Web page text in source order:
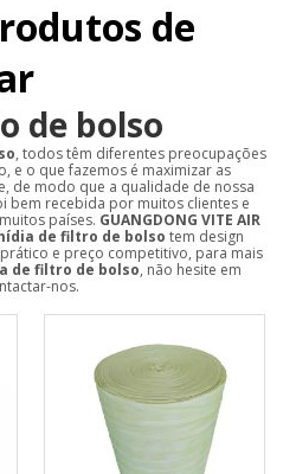
de
de bolso
, todos têm diferentes preocupações
e o que fazemos é maximizar as
de modo que a qualidade de nossa
bem recebida por muitos clientes e
países. GUANGDONG VITE AIR
de filtro de bolso tem design
e preço competitivo, para mais
de filtro de bolso, não hesite em
nos.